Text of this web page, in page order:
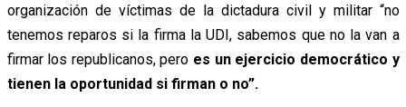
organización de víctimas de la dictadura civil y militar “no
tenemos reparos si la firma la UDI, sabemos que no la van a
firmar los republicanos, pero es un ejercicio democrático y
tienen la oportunidad si firman o no”.